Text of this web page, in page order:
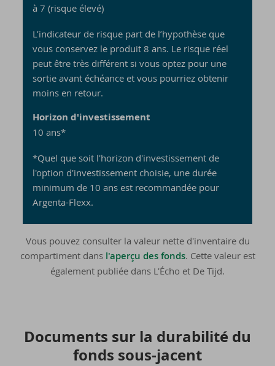
à 7 (risque élevé)
L’indicateur de risque part de l’hypothèse que
vous conservez le produit 8 ans. Le risque réel
peut être très différent si vous optez pour une
sortie avant échéance et vous pourriez obtenir
moins en retour.
Horizon d'investissement
10 ans*
*Quel que soit l'horizon d'investissement de
l'option d'investissement choisie, une durée
minimum de 10 ans est recommandée pour
Argenta-Flexx.
Vous pouvez consulter la valeur nette d'inventaire du
compartiment dans l'aperçu des fonds. Cette valeur est
également publiée dans L'Écho et De Tijd.
Do­cu­ments sur la du­ra­bi­li­té du
fonds sous-​jacent